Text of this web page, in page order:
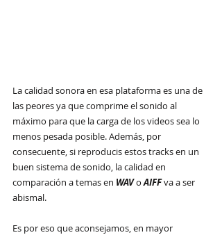
La calidad sonora en esa plataforma es una de
las peores ya que comprime el sonido al
máximo para que la carga de los videos sea lo
menos pesada posible. Además, por
consecuente, si reproducis estos tracks en un
buen sistema de sonido, la calidad en
comparación a temas en WAV o AIFF va a ser
abismal.
Es por eso que aconsejamos, en mayor